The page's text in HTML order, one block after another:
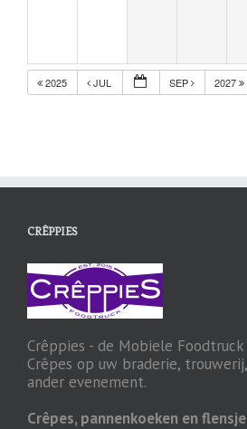
2025 JUL SEP 2027
CRÊPPIES
Crêppies - de Mobiele
Crêpes op uw braderie,
ander evenement.
Crêpes, pannenkoeken en